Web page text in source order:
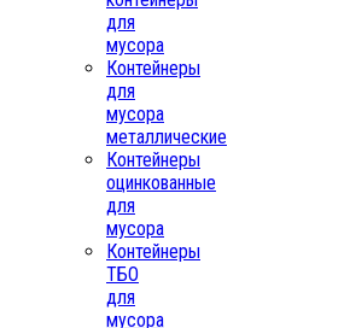
для
мусора
Контейнеры
для
мусора
металлические
Контейнеры
оцинкованные
для
мусора
Контейнеры
ТБО
для
мусора